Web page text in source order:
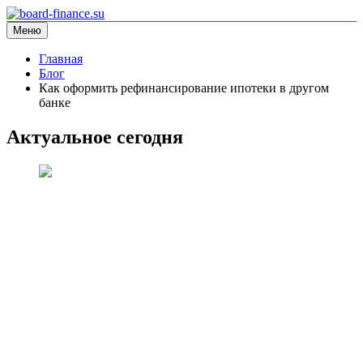
Перейти
к
содержимому
board-finance.su
блог про финансы
Меню
Главная
Блог
Как оформить рефинансирование ипотеки в другом
банке
Актуальное сегодня